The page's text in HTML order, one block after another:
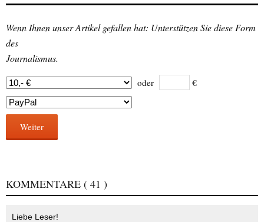
Wenn Ihnen unser Artikel gefallen hat: Unterstützen Sie diese Form
des
Journalismus.
oder €
Weiter
KOMMENTARE ( 41 )
Liebe Leser!